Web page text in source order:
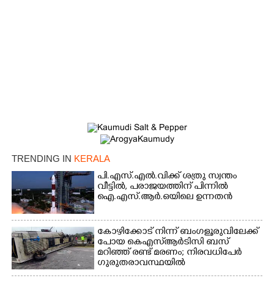
TRENDING IN KERALA
പി.എസ്.എൽ.വിക്ക് ശത്രു സ്വന്തം
വീട്ടിൽ,​ പരാജയത്തിന് പിന്നിൽ
ഐ.എസ്.ആർ.ഒയിലെ ഉന്നതൻ
കോഴിക്കോട് നിന്ന് ബംഗളൂരുവിലേക്ക്
പോയ കെഎസ്‌ആർടിസി ബസ്
മറിഞ്ഞ് രണ്ട് മരണം; നിരവധിപേർ
ഗുരുതരാവസ്ഥയിൽ
Share this link
Copy Link